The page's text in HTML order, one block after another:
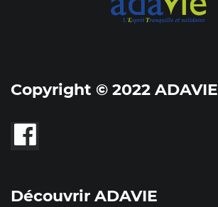
Copyright © 2022 ADAVIE
Découvrir ADAVIE